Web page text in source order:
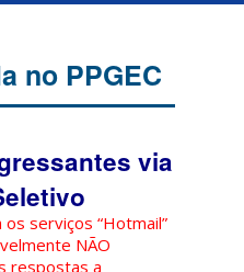
no PPGEC
via
os serviços “Hotmail”
NÃO
respostas a